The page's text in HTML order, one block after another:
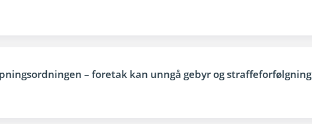
– foretak kan unngå gebyr og straffeforfølgning